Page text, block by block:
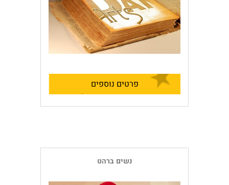
פרטים נוספים
נשים ברהט